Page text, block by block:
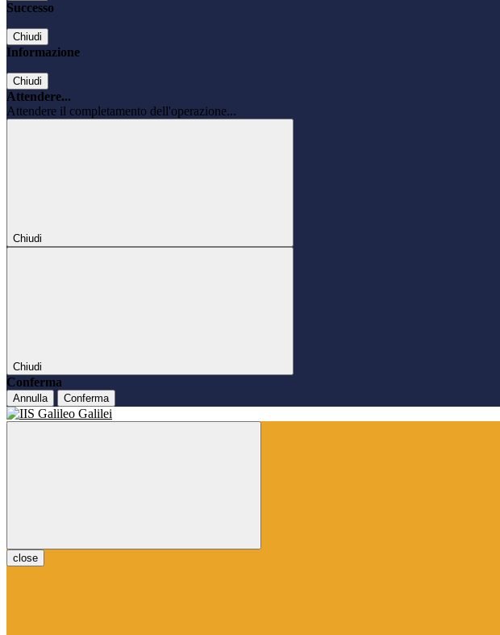
Successo
Chiudi
Informazione
Chiudi
Attendere...
Attendere il completamento dell'operazione...
Chiudi
Chiudi
Conferma
Annulla Conferma
close